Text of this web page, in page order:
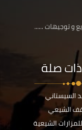
و توجيهات ......
صلة
السيستاني
الشيعي
الشيعية